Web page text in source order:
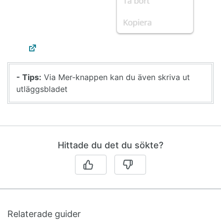
- Tips: Via Mer-knappen kan du även skriva ut
utläggsbladet
Hittade du det du sökte?
Relaterade guider